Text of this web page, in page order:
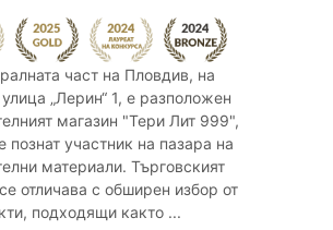
част на Пловдив, на
„Лерин“ 1, е разположен
магазин "Тери Лит 999",
познат участник на пазара на
материали. Търговският
отличава с обширен избор от
подходящи както ...